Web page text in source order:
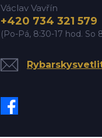
Václav Vavřín
+420 734 321 579
(Po-Pá, 8:30-17 hod. So